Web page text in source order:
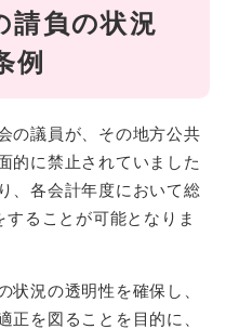
請負の状況
例
の議員が、その地方公共
的に禁止されていました
、各会計年度において総
ることが可能となりま
況の透明性を確保し、
正を図ることを目的に、